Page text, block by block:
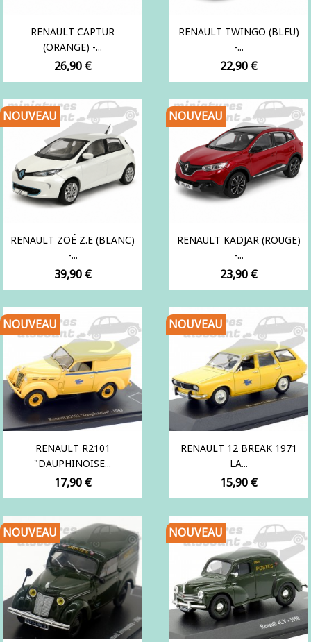
RENAULT CAPTUR
(ORANGE) -...
Prix
26,90 €
RENAULT TWINGO (BLEU)
-...
Prix
22,90 €
RENAULT ZOÉ Z.E (BLANC)
-...
Prix
39,90 €
NOUVEAU
RENAULT KADJAR (ROUGE)
-...
Prix
23,90 €
NOUVEAU
RENAULT R2101
"DAUPHINOISE...
Prix
17,90 €
NOUVEAU
RENAULT 12 BREAK 1971
LA...
Prix
15,90 €
NOUVEAU
NOUVEAU NOUVEAU